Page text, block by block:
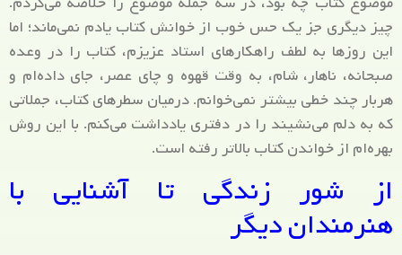
چیز دیگری جز یک حس خوب از خوانش کتاب یادم نمی‌ماند؛ اما
این روزها به لطف راهکارهای استاد عزیزم، کتاب را در وعده
صبحانه، ناهار، شام، به وقت قهوه و چای عصر، جای داد‎ه‌ام و
هربار چند خطی بیشتر نمی‌خوانم. درمیان سطرهای کتاب، جملاتی
که به دلم می‌نشیند را در دفتری یادداشت می‌کنم. با این روش
بهره‌ام از خواندن کتاب بالاتر رفته است.
از شور زندگی تا آشنایی با
هنرمندان دیگر